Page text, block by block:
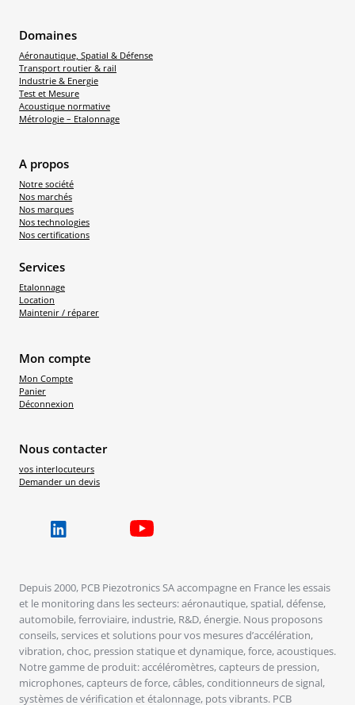
Domaines
Aéronautique, Spatial & Défense
Transport routier & rail
Industrie & Energie
Test et Mesure
Acoustique normative
Métrologie – Etalonnage
A propos
Notre société
Nos marchés
Nos marques
Nos technologies
Nos certifications
Services
Etalonnage
Location
Maintenir / réparer
Mon compte
Mon Compte
Panier
Déconnexion
Nous contacter
vos interlocuteurs
Demander un devis
Depuis 2000, PCB Piezotronics SA accompagne en France les essais
et le monitoring dans les secteurs: aéronautique, spatial, défense,
automobile, ferroviaire, industrie, R&D, énergie. Nous proposons
conseils, services et solutions pour vos mesures d’accélération,
vibration, choc, pression statique et dynamique, force, acoustiques.
Notre gamme de produit: accéléromètres, capteurs de pression,
microphones, capteurs de force, câbles, conditionneurs de signal,
systèmes de vérification et étalonnage, pots vibrants. PCB